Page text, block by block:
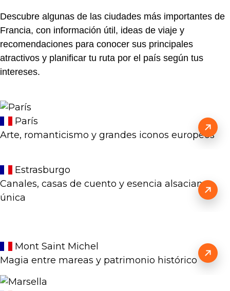
Descubre algunas de las ciudades más importantes de
Francia, con información útil, ideas de viaje y
recomendaciones para conocer sus principales
atractivos y planificar tu ruta por el país según tus
intereses.
París
Arte, romanticismo y grandes iconos europeos
Estrasburgo
Canales, casas de cuento y esencia alsaciana
única
Mont Saint Michel
Magia entre mareas y patrimonio histórico